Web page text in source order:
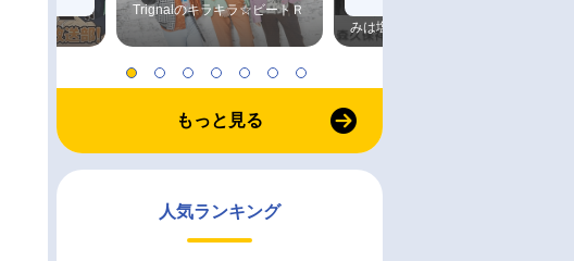
Trignalのキラキラ☆ビートＲ
みは塩だけ
もっと見る
人気ランキング